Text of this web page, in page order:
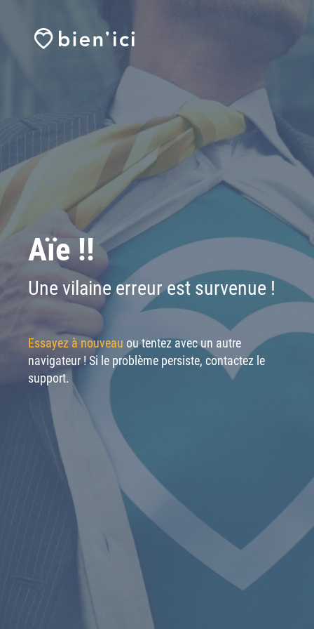
Aïe !!
Une vilaine erreur est survenue !
Essayez à nouveau ou tentez avec un autre
navigateur ! Si le problème persiste, contactez le
support.